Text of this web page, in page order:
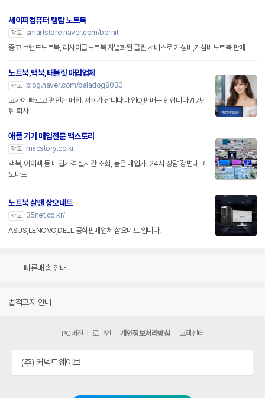
세이퍼컴퓨터 랩탑 노트북
광고 smartstore.naver.com/bornit
중고 브랜드노트북, 리사이클노트북 차별화된 클린 서비스로 가성비,가심비노트북 판매
노트북,맥북,태블릿 매입업체
광고
blog.naver.com/paladog8030
고가에 빠르고 편안한 매입! 저희가 삽니다!매입O,판매는 안합니다!/17년
된 회사
애플 기기 매입전문 맥스토리
광고
macstory.co.kr
맥북, 아이맥 등 매입가격 실시간 조회, 높은 매입가! 24시 상담 강변테크
노마트
노트북 살땐 삼오네트
광고
35net.co.kr/
ASUS,LENOVO,DELL 공식판매업체 삼오네트 입니다.
빠른배송 안내
법적고지 안내
PC버전 로그인 개인정보처리방침 고객센터
(주) 커넥트웨이브